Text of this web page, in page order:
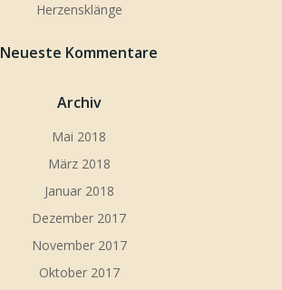
Herzensklänge
Neueste Kommentare
Archiv
Mai 2018
März 2018
Januar 2018
Dezember 2017
November 2017
Oktober 2017